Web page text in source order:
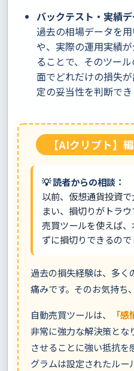
バックテスト・実績デ
過去の相場データを
や、実際の運用実績
ることで、そのツー
面でどれだけの損失
定の妥当性を判断でき
【AIクリプト】
💡 読者からの相談：
以前、仮想通貨投資
まい、損切りがトラ
売買ツールを使えば
ずに損切りできるので
過去の損失経験は、多く
痛みです。そのお気持ち
自動売買ツールは、
「
非常に強力な解決策とな
させることに強い抵抗
グラムは設定されたルー